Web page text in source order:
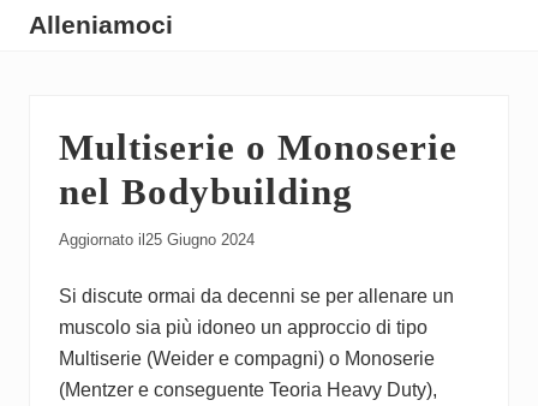
Menu
Skip
Skip
SkipAlleniamoci
ComeMultiserie o Monoserie
nel Bodybuilding
Aggiornato il 25 Giugno 2024
Si discute ormai da decenni se per allenare un
muscolo sia più idoneo un approccio di tipo
Multiserie (Weider e compagni) o Monoserie
(Mentzer e conseguente Teoria Heavy Duty),